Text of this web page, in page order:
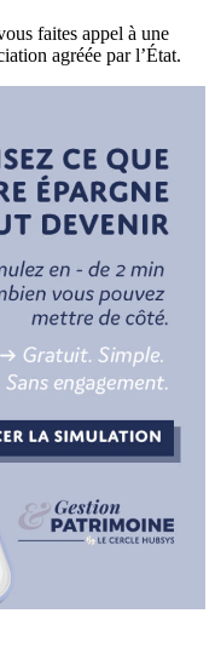
faites appel à une
agréée par l’État.